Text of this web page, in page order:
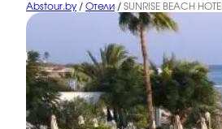
Abstour.by / Отели / SUNRISE BEACH HOTEL